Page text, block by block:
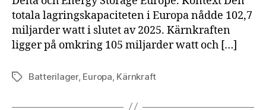
totala lagringskapaciteten i Europa nådde 102,7
miljarder watt i slutet av 2025. Kärnkraften
ligger på omkring 105 miljarder watt och […]
EtiketterBatterilager, Europa, Kärnkraft